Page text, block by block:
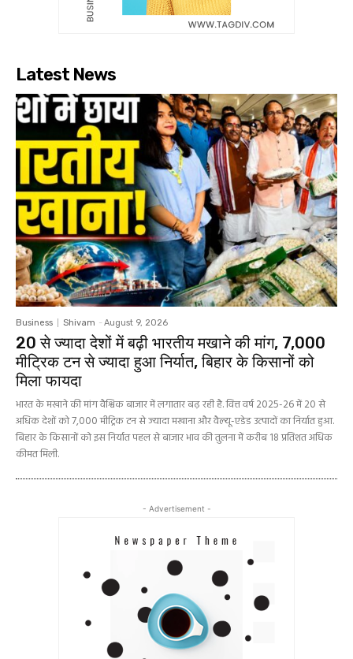
Latest News
Business Shivam - August 9, 2026
20 से ज्यादा देशों में बढ़ी भारतीय मखाने की मांग, 7,000
मीट्रिक टन से ज्यादा हुआ निर्यात, बिहार के किसानों को
मिला फायदा
भारत के मखाने की मांग वैश्विक बाजार में लगातार बढ़ रही है. वित्त वर्ष 2025-26 में 20 से
अधिक देशों को 7,000 मीट्रिक टन से ज्यादा मखाना और वैल्यू-एडेड उत्पादों का निर्यात हुआ.
बिहार के किसानों को इस निर्यात पहल से बाजार भाव की तुलना में करीब 18 प्रतिशत अधिक
कीमत मिली.
- Advertisement -